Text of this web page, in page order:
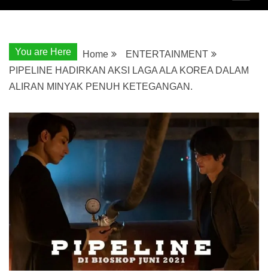
You are Here Home
ENTERTAINMENT
PIPELINE HADIRKAN AKSI LAGA ALA KOREA DALAM
ALIRAN MINYAK PENUH KETEGANGAN.